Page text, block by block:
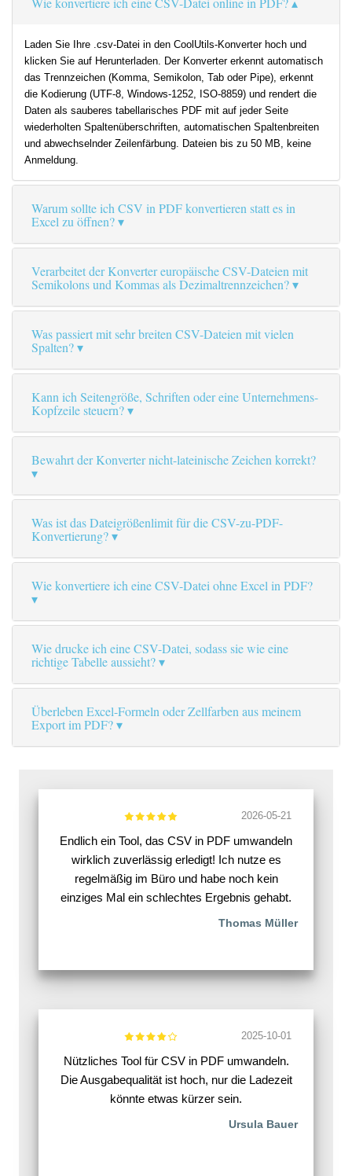
Laden Sie Ihre .csv-Datei in den CoolUtils-Konverter hoch und
klicken Sie auf Herunterladen. Der Konverter erkennt automatisch
das Trennzeichen (Komma, Semikolon, Tab oder Pipe), erkennt
die Kodierung (UTF-8, Windows-1252, ISO-8859) und rendert die
Daten als sauberes tabellarisches PDF mit auf jeder Seite
wiederholten Spaltenüberschriften, automatischen Spaltenbreiten
und abwechselnder Zeilenfärbung. Dateien bis zu 50 MB, keine
Anmeldung.
Warum sollte ich CSV in PDF konvertieren statt es in
Excel zu öffnen?
Verarbeitet der Konverter europäische CSV-Dateien mit
Semikolons und Kommas als Dezimaltrennzeichen?
Was passiert mit sehr breiten CSV-Dateien mit vielen
Spalten?
Kann ich Seitengröße, Schriften oder eine Unternehmens-
Kopfzeile steuern?
Bewahrt der Konverter nicht-lateinische Zeichen korrekt?
Was ist das Dateigrößenlimit für die CSV-zu-PDF-
Konvertierung?
Wie konvertiere ich eine CSV-Datei ohne Excel in PDF?
Wie drucke ich eine CSV-Datei, sodass sie wie eine
richtige Tabelle aussieht?
Überleben Excel-Formeln oder Zellfarben aus meinem
Export im PDF?
2026-05-21
Endlich ein Tool, das CSV in PDF umwandeln
wirklich zuverlässig erledigt! Ich nutze es
regelmäßig im Büro und habe noch kein
einziges Mal ein schlechtes Ergebnis gehabt.
Thomas Müller
2025-10-01
Nützliches Tool für CSV in PDF umwandeln.
Die Ausgabequalität ist hoch, nur die Ladezeit
könnte etwas kürzer sein.
Ursula Bauer